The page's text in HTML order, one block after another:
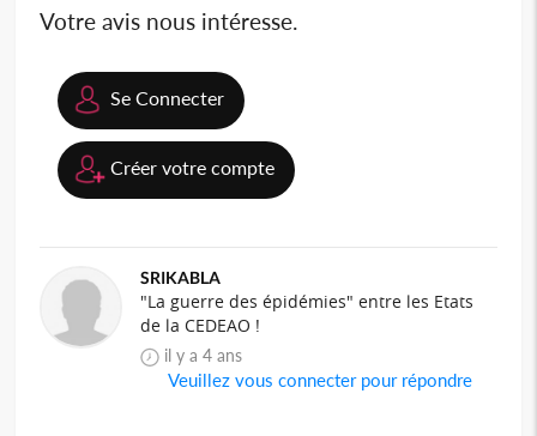
Votre avis nous intéresse.
Se Connecter
Créer votre compte
SRIKABLA
"La guerre des épidémies" entre les Etats
de la CEDEAO !
il y a 4 ans
Veuillez vous connecter pour répondre